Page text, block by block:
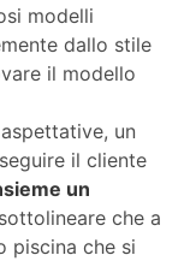
modelli
dallo stile
il modello
un
il cliente
un
che a
piscina che si